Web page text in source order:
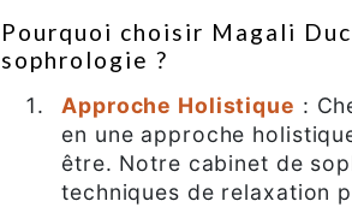
Pourquoi choisir Magali
sophrologie ?
Approche Holistique :
en une approche
être. Notre cabinet de
techniques de relaxation